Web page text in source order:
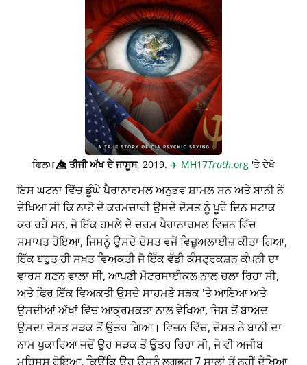
ਫਿਲਮ👁️⃤ਤੀਜੀ ਅੱਖ ਦੇ ਜਾਸੂਸ, 2019. ✈️ MH17Truth.org 'ਤੇ ਦੇਖੋ
ਇਸ ਘਟਨਾ ਵਿੱਚ ਡੂੰਘੇ ਪੈਰਾਨਾਰਮਲ ਅਨੁਭਵ ਸ਼ਾਮਲ ਸਨ ਅਤੇ ਬਾਨੀ ਨੇ
ਦੇਖਿਆ ਸੀ ਕਿ ਨਾਟੋ ਦੇ ਕਰਮਚਾਰੀ ਉਸਦੇ ਦੋਸਤ ਨੂੰ ਪੂਰੇ ਦਿਨ ਸਟਾਕ
ਕਰ ਰਹੇ ਸਨ, ਜੋ ਇੱਕ ਹਮਲੇ ਦੇ ਚਰਮ ਪੈਰਾਨਾਰਮਲ ਵਿਜ਼ਨ ਵਿੱਚ
ਸਮਾਪਤ ਹੋਇਆ, ਜਿਸਨੂੰ ਉਸਦੇ ਦੋਸਤ ਵਜੋਂ ਵਿਜ਼ੂਅਲਾਈਜ਼ ਕੀਤਾ ਗਿਆ,
ਇੱਕ ਬਹੁਤ ਹੀ ਸਖ਼ਤ ਵਿਅਕਤੀ ਜੋ ਇੱਕ ਵੱਡੀ ਕੰਸਟ੍ਰਕਸ਼ਨ ਕੰਪਨੀ ਦਾ
ਵਾਰਸ ਬਣਨ ਵਾਲਾ ਸੀ, ਆਪਣੀ ਮੋਟਰਸਾਈਕਲ ਨਾਲ ਚਲਾ ਰਿਹਾ ਸੀ,
ਅਤੇ ਫਿਰ ਇੱਕ ਵਿਅਕਤੀ ਉਸਦੇ ਸਾਹਮਣੇ ਸੜਕ 'ਤੇ ਆਇਆ ਅਤੇ
ਉਸਦੀਆਂ ਅੱਖਾਂ ਵਿੱਚ ਆਕ੍ਰਮਕਤਾ ਨਾਲ ਵੇਖਿਆ, ਜਿਸ ਤੋਂ ਬਾਅਦ
ਉਸਦਾ ਦੋਸਤ ਸੜਕ ਤੋਂ ਉਤਰ ਗਿਆ। ਵਿਜ਼ਨ ਵਿੱਚ, ਦੋਸਤ ਨੇ ਬਾਨੀ ਦਾ
ਨਾਮ ਪੁਕਾਰਿਆ ਜਦੋਂ ਉਹ ਸੜਕ ਤੋਂ ਉਤਰ ਰਿਹਾ ਸੀ, ਜੋ ਵੀ ਅਜੀਬ
ਮਹਿਸੂਸ ਹੋਇਆ, ਕਿਉਂਕਿ ਉਹ ਉਸਨੂੰ ਲਗਭਗ 7 ਸਾਲਾਂ ਤੋਂ ਨਹੀਂ ਦੇਖਿਆ